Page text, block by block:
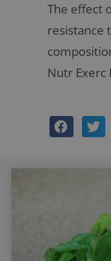
The effect
resistance
Nutr Exerc